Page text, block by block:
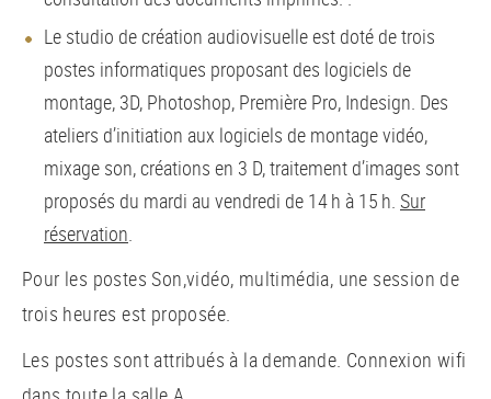
Le studio de création audiovisuelle est doté de trois
postes informatiques proposant des logiciels de
montage, 3D, Photoshop, Première Pro, Indesign. Des
ateliers d’initiation aux logiciels de montage vidéo,
mixage son, créations en 3 D, traitement d’images sont
proposés du mardi au vendredi de 14 h à 15 h. Sur
réservation.
Pour les postes Son,vidéo, multimédia, une session de
trois heures est proposée.
Les postes sont attribués à la demande. Connexion wifi